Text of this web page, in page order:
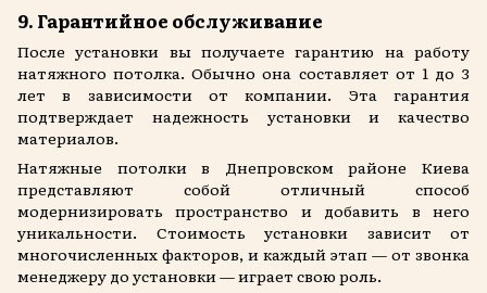
9. Гарантийное обслуживание
После установки вы получаете гарантию на работу
натяжного потолка. Обычно она составляет от 1 до 3
лет в зависимости от компании. Эта гарантия
подтверждает надежность установки и качество
материалов.
Натяжные потолки в Днепровском районе Киева
представляют собой отличный способ
модернизировать пространство и добавить в него
уникальности. Стоимость установки зависит от
многочисленных факторов, и каждый этап — от звонка
менеджеру до установки — играет свою роль.